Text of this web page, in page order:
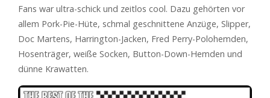
Fans war ultra-schick und zeitlos cool. Dazu gehörten vor
allem Pork-Pie-Hüte, schmal geschnittene Anzüge, Slipper,
Doc Martens, Harrington-Jacken, Fred Perry-Polohemden,
Hosenträger, weiße Socken, Button-Down-Hemden und
dünne Krawatten.